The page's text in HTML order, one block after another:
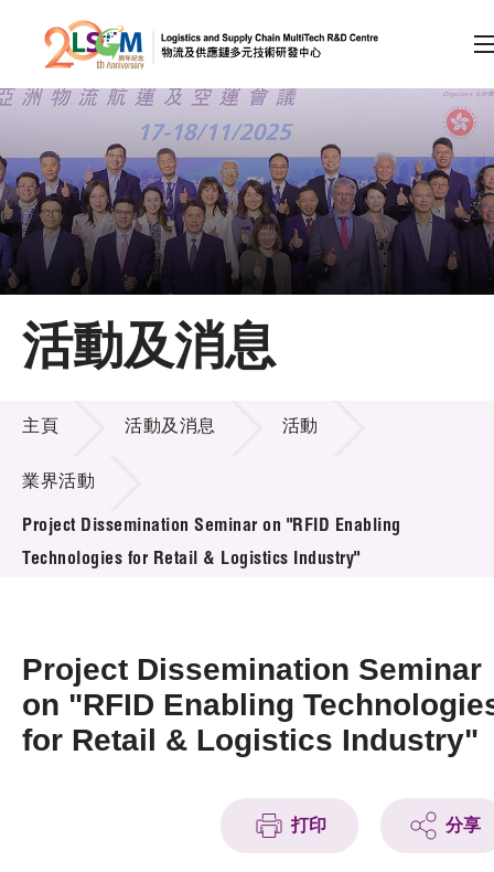
跳到內容（按回車鍵）
會員登入
A A EN 繁 简
主頁
關於LSCM
技術商品化
項目及資助計劃
活動及消息
活動
新聞中心
資訊中心
活動及消息
活動及消息
主頁 活動及消息 活動
業界活動
Project Dissemination Seminar on "RFID Enabling
Technologies for Retail & Logistics Industry"
Project Dissemination Seminar
on "RFID Enabling
for Retail & Logistics Industry"
打印 分享